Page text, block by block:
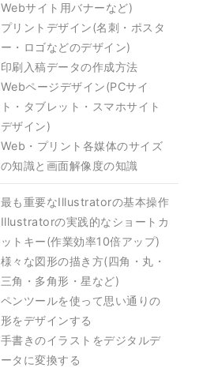
Webサイト用バナーなど)
プリントデザイン(名刺・ポスタ
ー・ロゴなどのデザイン)
印刷入稿データの作成方法
Webページデザイン(PCサイ
ト・タブレット・スマホサイト
デザイン)
Web・プリント各媒体のサイズ
の知識と画面解像度の知識
最も重要なIllustratorの基本操作
Illustratorの実践的なショートカ
ットキー(作業効率10倍アップ)
様々な図形の描き方(四角・丸・
三角・多角形・星など)
ペンツールを使って思い通りの
形をデザインする
手書きのイラストをデジタルデ
ータに変換する